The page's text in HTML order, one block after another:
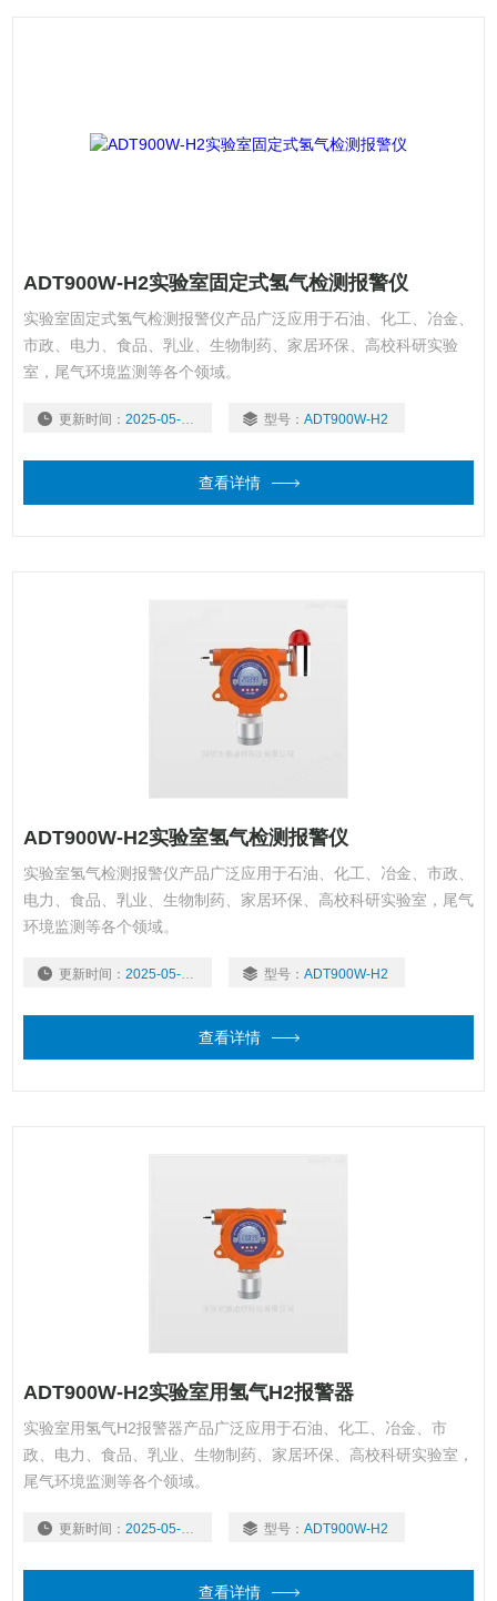
ADT900W-H2实验室固定式氢气检测报警仪
实验室固定式氢气检测报警仪产品广泛应用于石油、化工、冶金、
市政、电力、食品、乳业、生物制药、家居环保、高校科研实验
室，尾气环境监测等各个领域。
更新时间： 2025-05-07 型号： ADT900W-H2
查看详情
ADT900W-H2实验室氢气检测报警仪
实验室氢气检测报警仪产品广泛应用于石油、化工、冶金、市政、
电力、食品、乳业、生物制药、家居环保、高校科研实验室，尾气
环境监测等各个领域。
更新时间： 2025-05-07 型号： ADT900W-H2
查看详情
ADT900W-H2实验室用氢气H2报警器
实验室用氢气H2报警器产品广泛应用于石油、化工、冶金、市
政、电力、食品、乳业、生物制药、家居环保、高校科研实验室，
尾气环境监测等各个领域。
更新时间： 2025-05-06 型号： ADT900W-H2
查看详情